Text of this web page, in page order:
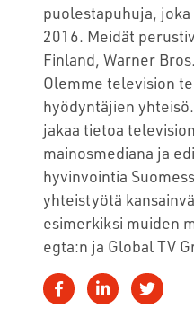
puolestapuhuja,
2016. Meidät
Finland, Warner
Olemme television
hyödyntäjien
jakaa tietoa
mainosmediana ja
hyvinvointia
yhteistyötä
esimerkiksi muiden
egta:n ja Global TV